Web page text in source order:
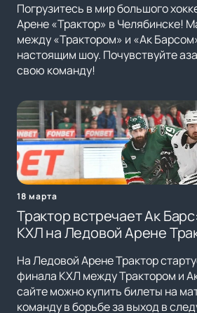
Погрузитесь в мир большого
Арене «Трактор» в Челябинске!
между «Трактором» и «Ак
настоящим шоу. Почувствуйте
свою команду!
18 марта
Трактор встречает Ак
КХЛ на Ледовой Арене
На Ледовой Арене Трактор
финала КХЛ между Трактором и
сайте можно купить билеты на
команду в борьбе за выход в